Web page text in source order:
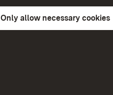
Only allow necessary cookies